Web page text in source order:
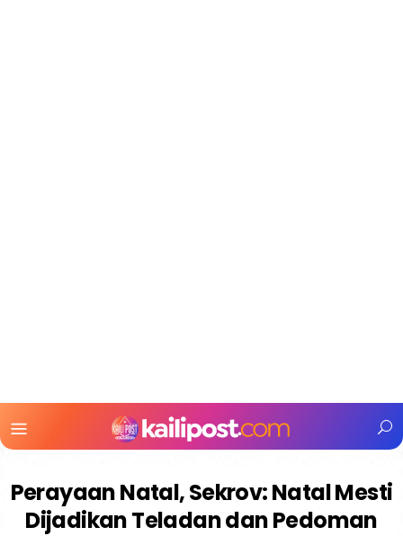
Mobile
Perayaan Natal, Sekrov: Natal Mesti
Dijadikan Teladan dan Pedoman